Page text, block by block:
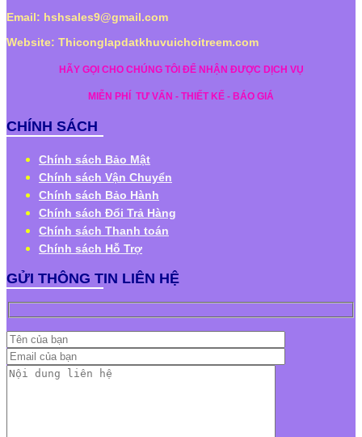
Email: hshsales9@gmail.com
Website: Thiconglapdatkhuvuichoitreem.com
HÃY GỌI CHO CHÚNG TÔI ĐỂ NHẬN ĐƯỢC DỊCH VỤ
MIỄN PHÍ TƯ VẤN - THIẾT KẾ - BÁO GIÁ
CHÍNH SÁCH
Chính sách Bảo Mật
Chính sách Vận Chuyển
Chính sách Bảo Hành
Chính sách Đổi Trả Hàng
Chính sách Thanh toán
Chính sách Hỗ Trợ
GỬI THÔNG TIN LIÊN HỆ